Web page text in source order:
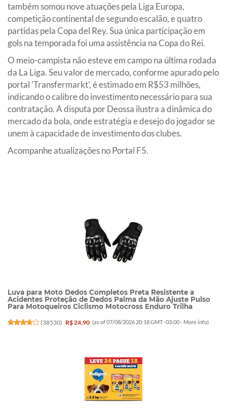
também somou nove atuações pela Liga Europa,
competição continental de segundo escalão, e quatro
partidas pela Copa del Rey. Sua única participação em
gols na temporada foi uma assistência na Copa do Rei.
O meio-campista não esteve em campo na última rodada
da La Liga. Seu valor de mercado, conforme apurado pelo
portal 'Transfermarkt', é estimado em R$53 milhões,
indicando o calibre do investimento necessário para sua
contratação. A disputa por Deossa ilustra a dinâmica do
mercado da bola, onde estratégia e desejo do jogador se
unem à capacidade de investimento dos clubes.
Acompanhe atualizações no Portal F5.
Luva para Moto Dedos Completos Preta Resistente a
Acidentes Proteção de Dedos Palma da Mão Ajuste Pulso
Para Motoqueiros Ciclismo Motocross Enduro Trilha
(38530) R$ 24,90 (as of 07/08/2026 20:18 GMT -03:00 - More info)